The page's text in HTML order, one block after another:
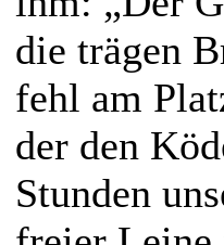
die trägen
fehl am
der den
Stunden